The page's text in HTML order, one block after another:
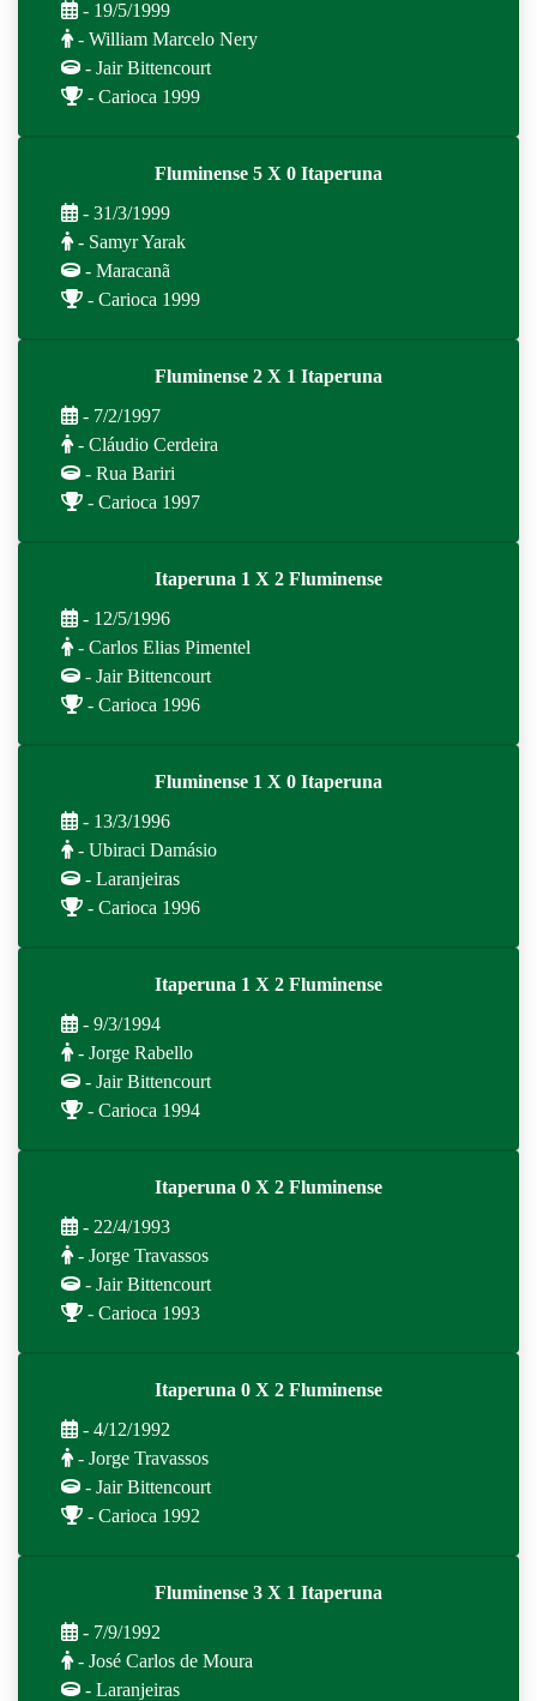
- 19/5/1999
- William Marcelo Nery
- Jair Bittencourt
- Carioca 1999
Fluminense 5 X 0 Itaperuna
- 31/3/1999
- Samyr Yarak
- Maracanã
- Carioca 1999
Fluminense 2 X 1 Itaperuna
- 7/2/1997
- Cláudio Cerdeira
- Rua Bariri
- Carioca 1997
Itaperuna 1 X 2 Fluminense
- 12/5/1996
- Carlos Elias Pimentel
- Jair Bittencourt
- Carioca 1996
Fluminense 1 X 0 Itaperuna
- 13/3/1996
- Ubiraci Damásio
- Laranjeiras
- Carioca 1996
Itaperuna 1 X 2 Fluminense
- 9/3/1994
- Jorge Rabello
- Jair Bittencourt
- Carioca 1994
Itaperuna 0 X 2 Fluminense
- 22/4/1993
- Jorge Travassos
- Jair Bittencourt
- Carioca 1993
Itaperuna 0 X 2 Fluminense
- 4/12/1992
- Jorge Travassos
- Jair Bittencourt
- Carioca 1992
Fluminense 3 X 1 Itaperuna
- 7/9/1992
- José Carlos de Moura
- Laranjeiras